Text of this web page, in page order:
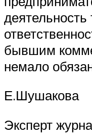
бывшим
немало
Е.Шушакова
Эксперт